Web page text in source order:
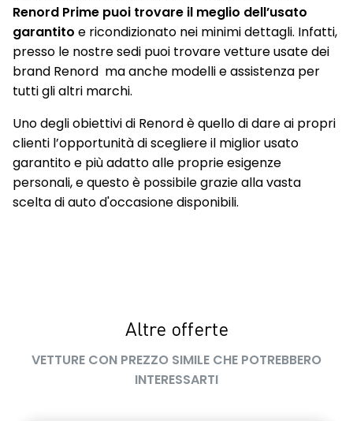
Renord Prime puoi trovare il meglio dell’usato
garantito e ricondizionato nei minimi dettagli. Infatti,
presso le nostre sedi puoi trovare vetture usate dei
brand Renord ma anche modelli e assistenza per
tutti gli altri marchi.
Uno degli obiettivi di Renord è quello di dare ai propri
clienti l’opportunità di scegliere il miglior usato
garantito e più adatto alle proprie esigenze
personali, e questo è possibile grazie alla vasta
scelta di auto d'occasione disponibili.
Altre offerte
VETTURE CON PREZZO SIMILE CHE POTREBBERO
INTERESSARTI